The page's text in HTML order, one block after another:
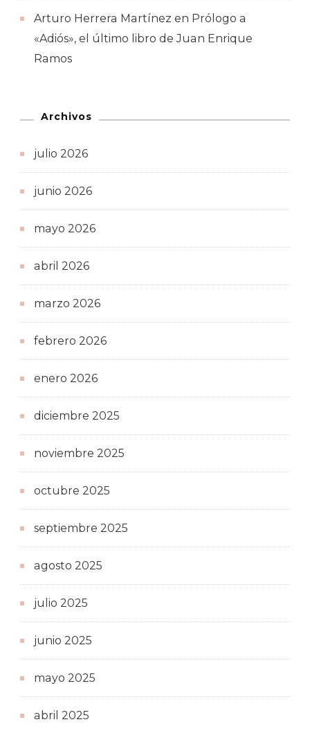
Arturo Herrera Martínez en Prólogo a
«Adiós», el último libro de Juan Enrique
Ramos
Archivos
julio 2026
junio 2026
mayo 2026
abril 2026
marzo 2026
febrero 2026
enero 2026
diciembre 2025
noviembre 2025
octubre 2025
septiembre 2025
agosto 2025
julio 2025
junio 2025
mayo 2025
abril 2025